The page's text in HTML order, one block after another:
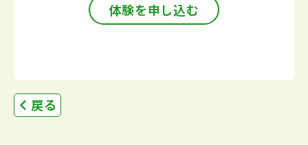
体験を申し込む
戻る